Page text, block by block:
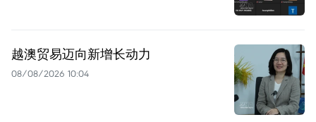
越澳贸易迈向新增长动力
08/08/2026 10:04